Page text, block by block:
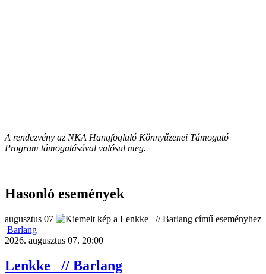
A rendezvény az NKA Hangfoglaló Könnyűzenei Támogató
Program támogatásával valósul meg.
Hasonló események
augusztus 07
Barlang
2026. augusztus 07. 20:00
Lenkke_ // Barlang